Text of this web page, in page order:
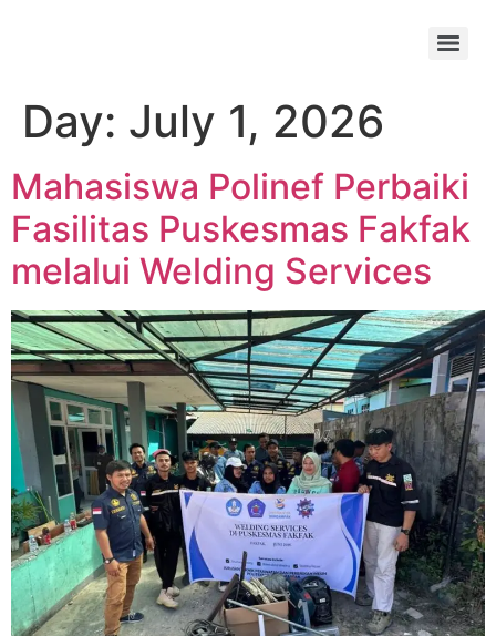
Day: July 1, 2026
Mahasiswa Polinef Perbaiki
Fasilitas Puskesmas Fakfak
melalui Welding Services